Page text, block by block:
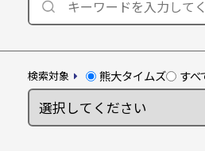
検索対象 熊大タイムズ すべ
まち
メディ